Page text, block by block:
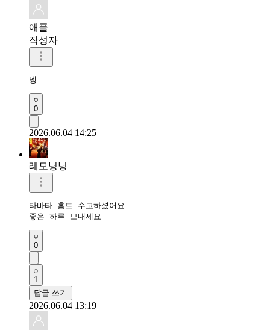
애플
작성자
넹
0
2026.06.04 14:25
레모닝닝
타바타 홈트 수고하셨어요
좋은 하루 보내세요
0
1
답글 쓰기
2026.06.04 13:19